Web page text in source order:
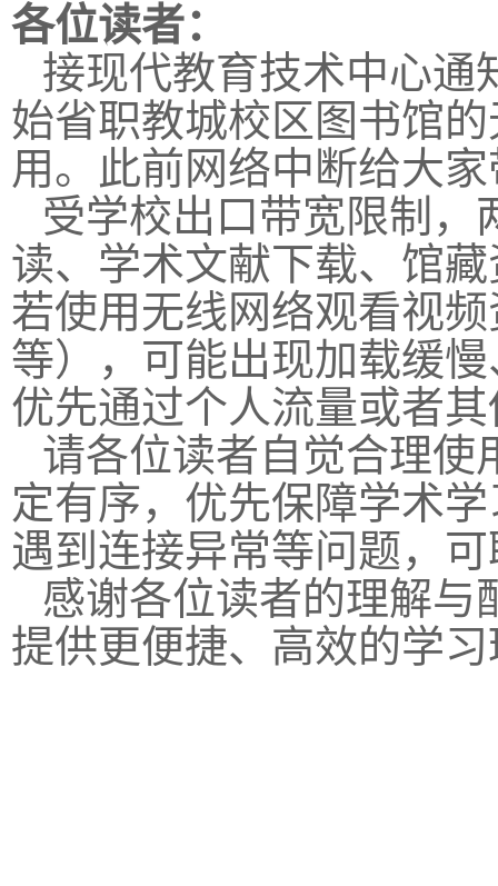
各位读者：
接现代教育技术中心通
始省职教城校区图书馆
用。此前网络中断给大
受学校出口带宽限制，
读、学术文献下载、馆
若使用无线网络观看视
等），可能出现加载缓
优先通过个人流量或者
请各位读者自觉合理使
定有序，优先保障学术
遇到连接异常等问题，
感谢各位读者的理解与
提供更便捷、高效的学